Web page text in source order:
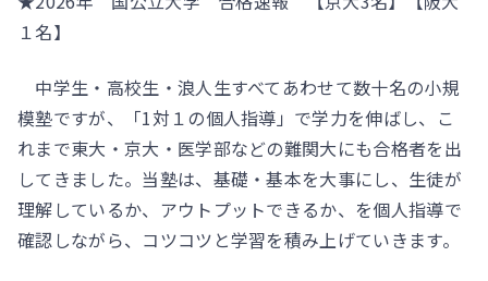
１名】
中学生・高校生・浪人生すべてあわせて数十名の小規
模塾ですが、「1対１の個人指導」で学力を伸ばし、こ
れまで東大・京大・医学部などの難関大にも合格者を出
してきました。当塾は、基礎・基本を大事にし、生徒が
理解しているか、アウトプットできるか、を個人指導で
確認しながら、コツコツと学習を積み上げていきます。